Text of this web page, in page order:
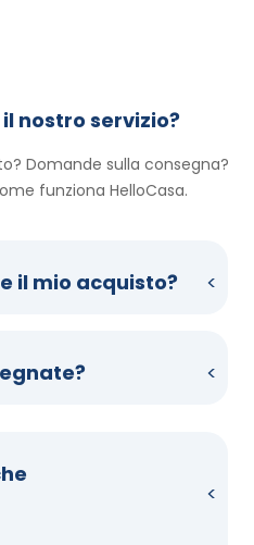
nostro servizio?
Domande sulla consegna?
funziona HelloCasa.
il mio acquisto?